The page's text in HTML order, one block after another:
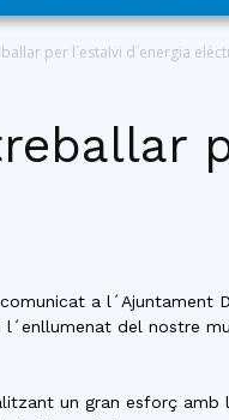
per l´estalvi d´energia
a
del nostre
un gran esforç